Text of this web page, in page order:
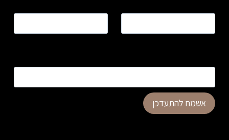
אשמח להתעדכן